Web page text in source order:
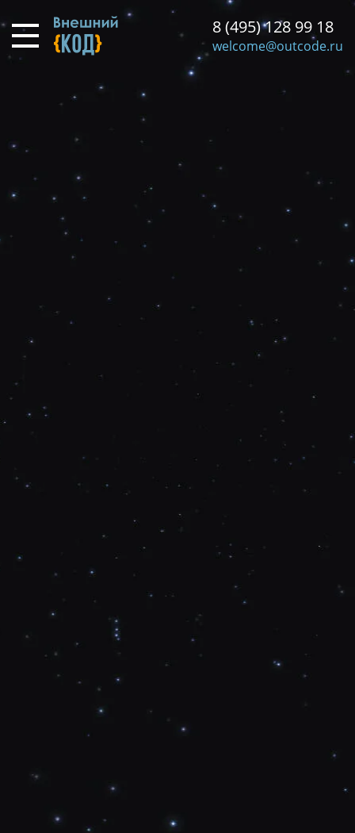
к
основному
содержанию
8 (495) 128 99 18
welcome@outcode.ru